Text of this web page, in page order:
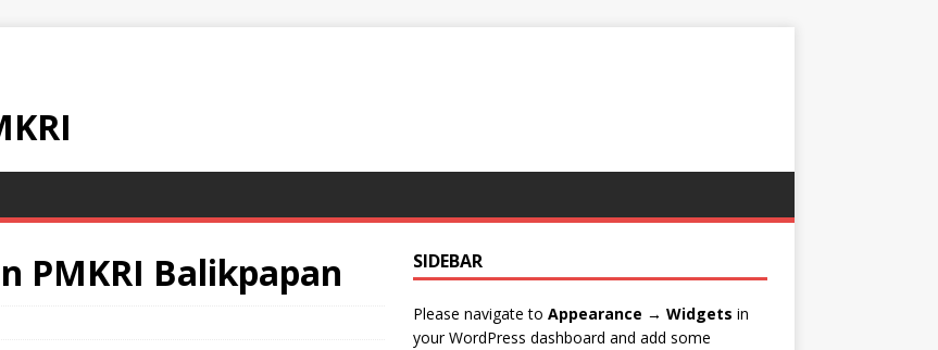
PMKRI Balikpapan SIDEBAR
Please navigate to Appearance → Widgets in
your WordPress dashboard and add some